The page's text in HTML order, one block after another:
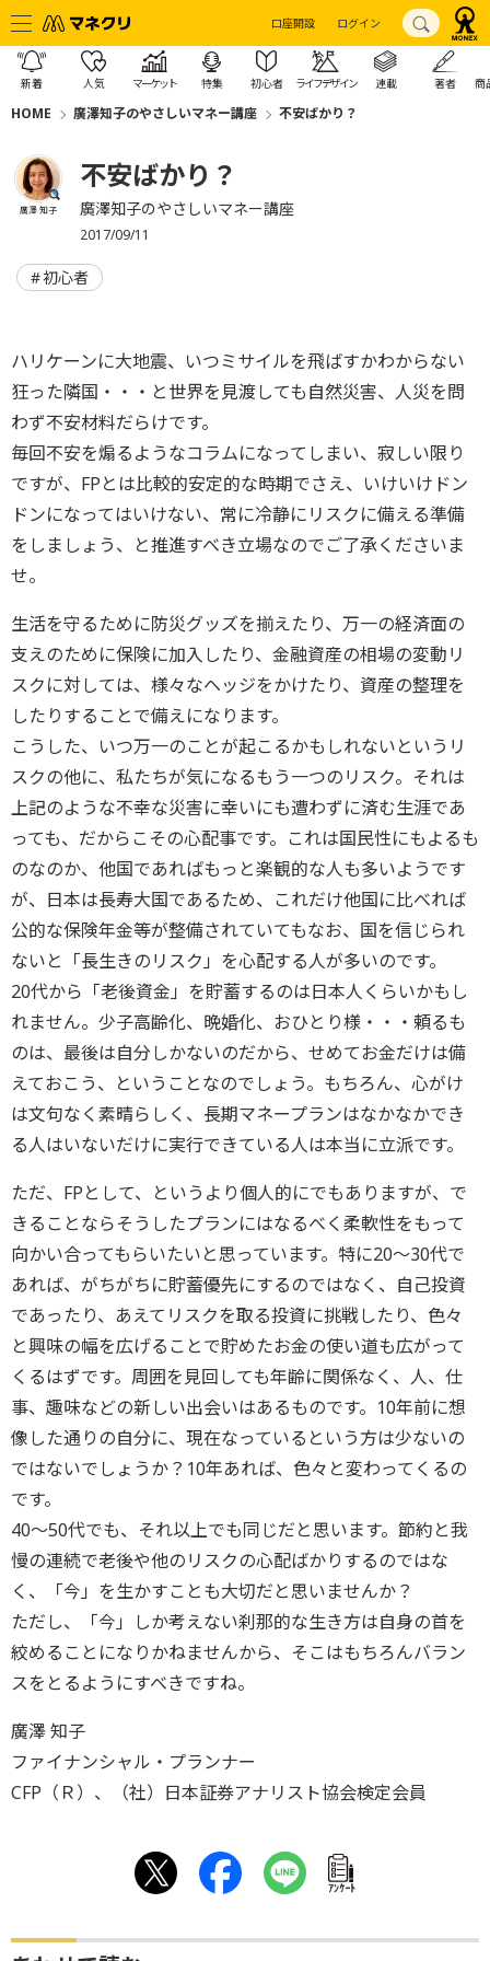
口座開設 ログイン
新着 人気 マーケット 特集 初心者 ライフデザイン 連載 著者 商
HOME 廣澤知子のやさしいマネー講座 不安ばかり？
廣澤 知子
不安ばかり？
廣澤知子のやさしいマネー講座
2017/09/11
初心者
ハリケーンに大地震、いつミサイルを飛ばすかわからない
狂った隣国・・・と世界を見渡しても自然災害、人災を問
わず不安材料だらけです。
毎回不安を煽るようなコラムになってしまい、寂しい限り
ですが、FPとは比較的安定的な時期でさえ、いけいけドン
ドンになってはいけない、常に冷静にリスクに備える準備
をしましょう、と推進すべき立場なのでご了承くださいま
せ。
生活を守るために防災グッズを揃えたり、万一の経済面の
支えのために保険に加入したり、金融資産の相場の変動リ
スクに対しては、様々なヘッジをかけたり、資産の整理を
したりすることで備えになります。
こうした、いつ万一のことが起こるかもしれないというリ
スクの他に、私たちが気になるもう一つのリスク。それは
上記のような不幸な災害に幸いにも遭わずに済む生涯であ
っても、だからこその心配事です。これは国民性にもよるも
のなのか、他国であればもっと楽観的な人も多いようです
が、日本は長寿大国であるため、これだけ他国に比べれば
公的な保険年金等が整備されていてもなお、国を信じられ
ないと「長生きのリスク」を心配する人が多いのです。
20代から「老後資金」を貯蓄するのは日本人くらいかもし
れません。少子高齢化、晩婚化、おひとり様・・・頼るも
のは、最後は自分しかないのだから、せめてお金だけは備
えておこう、ということなのでしょう。もちろん、心がけ
は文句なく素晴らしく、長期マネープランはなかなかでき
る人はいないだけに実行できている人は本当に立派です。
ただ、FPとして、というより個人的にでもありますが、で
きることならそうしたプランにはなるべく柔軟性をもって
向かい合ってもらいたいと思っています。特に20～30代で
あれば、がちがちに貯蓄優先にするのではなく、自己投資
であったり、あえてリスクを取る投資に挑戦したり、色々
と興味の幅を広げることで貯めたお金の使い道も広がって
くるはずです。周囲を見回しても年齢に関係なく、人、仕
事、趣味などの新しい出会いはあるものです。10年前に想
像した通りの自分に、現在なっているという方は少ないの
ではないでしょうか？10年あれば、色々と変わってくるの
です。
40～50代でも、それ以上でも同じだと思います。節約と我
慢の連続で老後や他のリスクの心配ばかりするのではな
く、「今」を生かすことも大切だと思いませんか？
ただし、「今」しか考えない刹那的な生き方は自身の首を
絞めることになりかねませんから、そこはもちろんバラン
スをとるようにすべきですね。
廣澤 知子
ファイナンシャル・プランナー
CFP（Ｒ）、（社）日本証券アナリスト協会検定会員
ｱﾝｹｰﾄ